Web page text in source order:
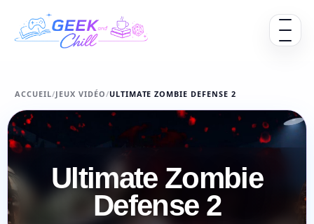
Ouvrir
ACCUEIL/JEUX VIDÉO/ULTIMATE ZOMBIE DEFENSE 2
Ultimate Zombie
Defense 2